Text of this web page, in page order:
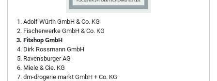
Adolf Würth GmbH & Co. KG
Fischerwerke GmbH & Co. KG
Fitshop GmbH
Dirk Rossmann GmbH
Ravensburger AG
Miele & Cie. KG
dm-drogerie markt GmbH + Co. KG